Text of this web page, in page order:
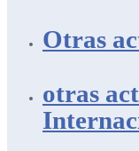
Otras
otras